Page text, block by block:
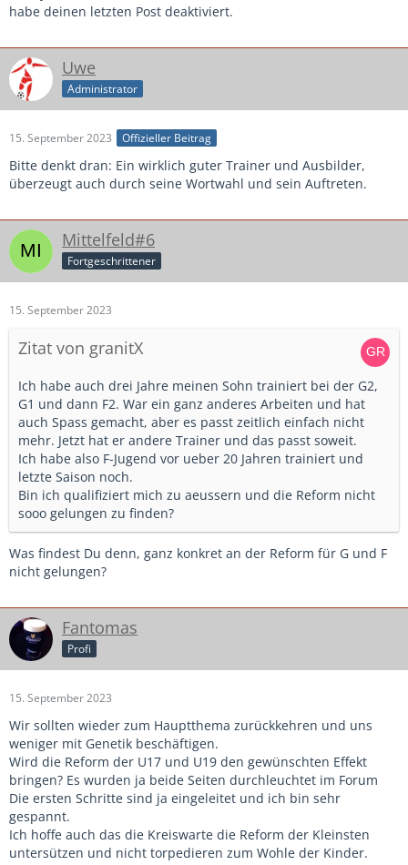
habe deinen letzten Post deaktiviert.
Uwe
Administrator
15. September 2023 Offizieller Beitrag
Bitte denkt dran: Ein wirklich guter Trainer und Ausbilder,
überzeugt auch durch seine Wortwahl und sein Auftreten.
Mittelfeld#6
Fortgeschrittener
15. September 2023
Zitat von granitX
Ich habe auch drei Jahre meinen Sohn trainiert bei der G2,
G1 und dann F2. War ein ganz anderes Arbeiten und hat
auch Spass gemacht, aber es passt zeitlich einfach nicht
mehr. Jetzt hat er andere Trainer und das passt soweit.
Ich habe also F-Jugend vor ueber 20 Jahren trainiert und
letzte Saison noch.
Bin ich qualifiziert mich zu aeussern und die Reform nicht
sooo gelungen zu finden?
Was findest Du denn, ganz konkret an der Reform für G und F
nicht gelungen?
Fantomas
Profi
15. September 2023
Wir sollten wieder zum Hauptthema zurückkehren und uns
weniger mit Genetik beschäftigen.
Wird die Reform der U17 und U19 den gewünschten Effekt
bringen? Es wurden ja beide Seiten durchleuchtet im Forum
Die ersten Schritte sind ja eingeleitet und ich bin sehr
gespannt.
Ich hoffe auch das die Kreiswarte die Reform der Kleinsten
untersützen und nicht torpedieren zum Wohle der Kinder.